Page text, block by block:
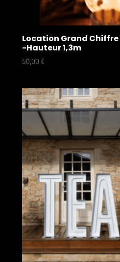
Location Grand Chiffre
-Hauteur 1,3m
50,00 €